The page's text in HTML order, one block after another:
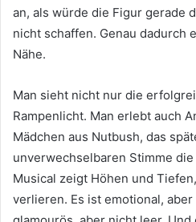
an, als würde die Figur gerade
nicht schaffen. Genau dadurch
Nähe.
Man sieht nicht nur die
Rampenlicht. Man erlebt auch
Mädchen aus Nutbush, das
unverwechselbaren Stimme
Musical zeigt Höhen und
verlieren. Es ist emotional,